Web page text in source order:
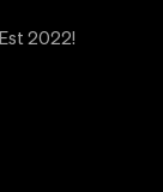
2022!